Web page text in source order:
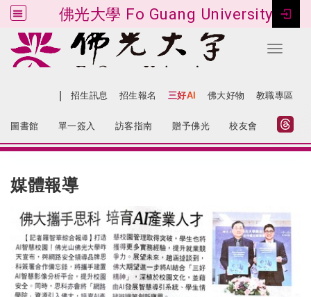
佛光大學 Fo Guang University
Toggle
跳到主要內容
招生訊息 招生報名 三好AI 佛大好物 教職專區
圖書館 單一簽入 訪客指南 贈予佛光 校友會
媒體報導